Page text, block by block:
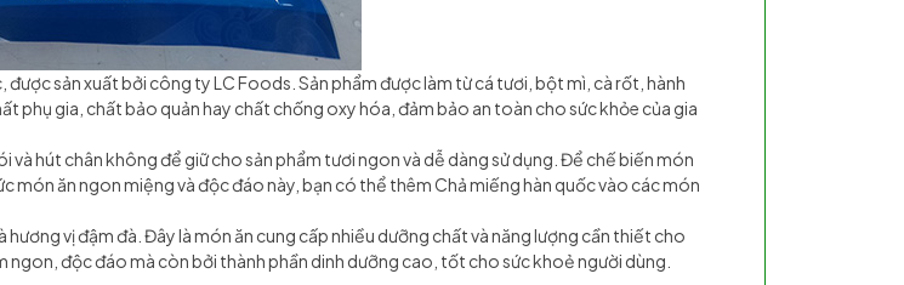
được sản xuất bởi công ty LC Foods. Sản phẩm được làm từ cá tươi, bột mì, cà rốt, hành
phụ gia, chất bảo quản hay chất chống oxy hóa, đảm bảo an toàn cho sức khỏe của gia
hút chân không để giữ cho sản phẩm tươi ngon và dễ dàng sử dụng. Để chế biến món
món ăn ngon miệng và độc đáo này, bạn có thể thêm Chả miếng hàn quốc vào các món
vị đậm đà. Đây là món ăn cung cấp nhiều dưỡng chất và năng lượng cần thiết cho
ngon, độc đáo mà còn bởi thành phần dinh dưỡng cao, tốt cho sức khoẻ người dùng.